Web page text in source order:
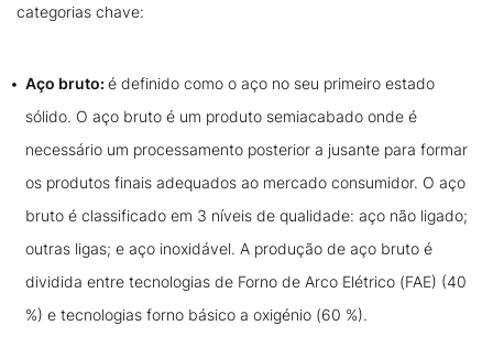
categorias chave:
Aço bruto: é definido como o aço no seu primeiro estado
sólido. O aço bruto é um produto semiacabado onde é
necessário um processamento posterior a jusante para formar
os produtos finais adequados ao mercado consumidor. O aço
bruto é classificado em 3 níveis de qualidade: aço não ligado;
outras ligas; e aço inoxidável. A produção de aço bruto é
dividida entre tecnologias de Forno de Arco Elétrico (FAE) (40
%) e tecnologias forno básico a oxigénio (60 %).